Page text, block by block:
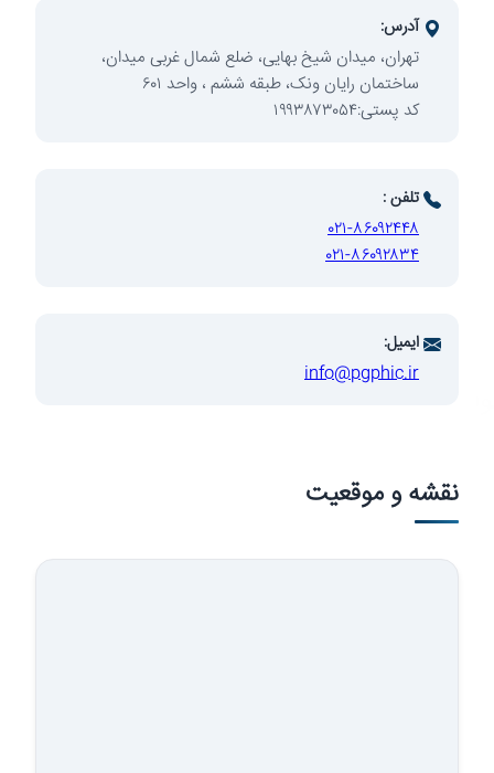
آدرس:
تهران، میدان شیخ بهایی، ضلع شمال غربی میدان،
ساختمان رایان ونک، طبقه ششم ، واحد ۶۰۱
کد پستی:۱۹۹۳۸۷۳۰۵۴
تلفن :
۰۲۱-۸۶۰۹۲۴۴۸
۰۲۱-۸۶۰۹۲۸۳۴
ایمیل:
info@pgphic.ir
نقشه و موقعیت